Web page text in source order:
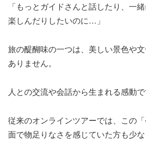
「もっとガイドさんと話したり、一
楽しんだりしたいのに…」
旅の醍醐味の一つは、美しい景色や
ありません。
人との交流や会話から生まれる感動で
従来のオンラインツアーでは、この
面で物足りなさを感じていた方も少な